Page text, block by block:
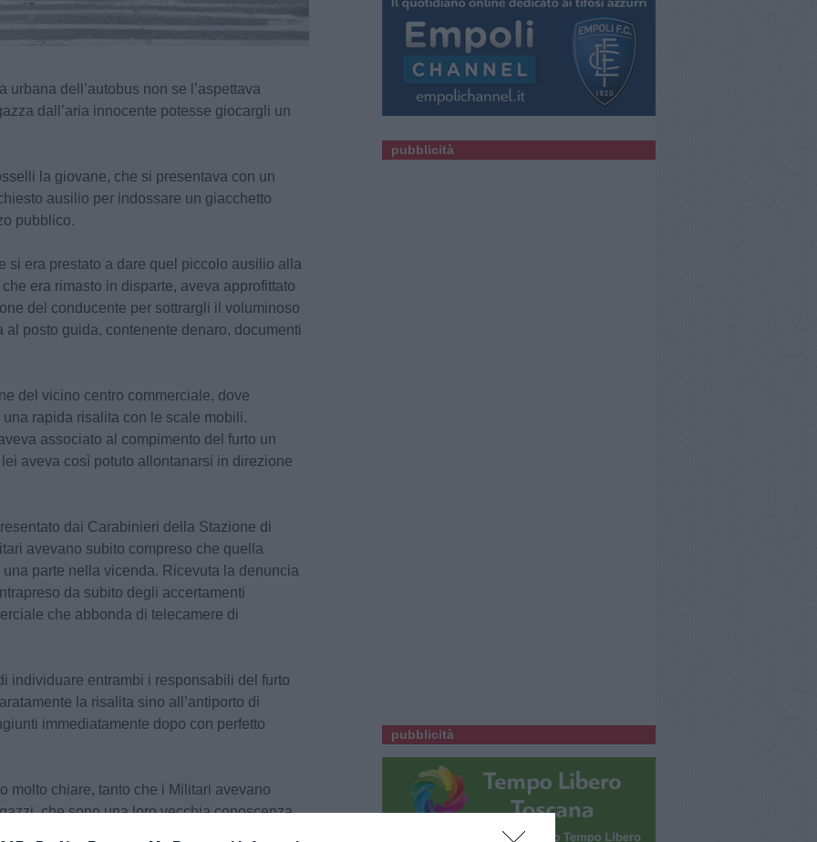
urbana dell’autobus non se l’aspettava
dall’aria innocente potesse giocargli un
la giovane, che si presentava con un
ausilio per indossare un giacchetto
pubblico.
si era prestato a dare quel piccolo ausilio alla
era rimasto in disparte, aveva approfittato
del conducente per sottrargli il voluminoso
al posto guida, contenente denaro, documenti
del vicino centro commerciale, dove
una rapida risalita con le scale mobili.
associato al compimento del furto un
aveva così potuto allontanarsi in direzione
dai Carabinieri della Stazione di
avevano subito compreso che quella
parte nella vicenda. Ricevuta la denuncia
da subito degli accertamenti
che abbonda di telecamere di
individuare entrambi i responsabili del furto
la risalita sino all’antiporto di
immediatamente dopo con perfetto
molto chiare, tanto che i Militari avevano
che sono una loro vecchia conoscenza
Fatto sta che le immagini li
pubblicità
pubblicità